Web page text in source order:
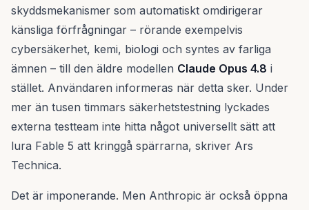
skyddsmekanismer som automatiskt omdirigerar
känsliga förfrågningar – rörande exempelvis
cybersäkerhet, kemi, biologi och syntes av farliga
ämnen – till den äldre modellen Claude Opus 4.8 i
stället. Användaren informeras när detta sker. Under
mer än tusen timmars säkerhetstestning lyckades
externa testteam inte hitta något universellt sätt att
lura Fable 5 att kringgå spärrarna, skriver Ars
Technica.
Det är imponerande. Men Anthropic är också öppna